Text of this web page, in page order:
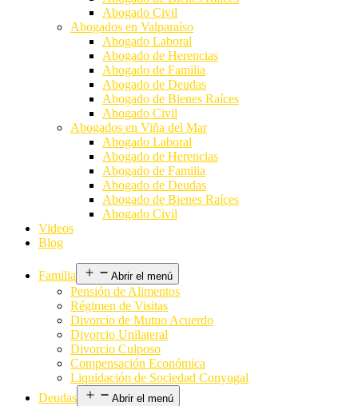
Abogado Civil
Abogados en Valparaíso
Abogado Laboral
Abogado de Herencias
Abogado de Familia
Abogado de Deudas
Abogado de Bienes Raíces
Abogado Civil
Abogados en Viña del Mar
Abogado Laboral
Abogado de Herencias
Abogado de Familia
Abogado de Deudas
Abogado de Bienes Raíces
Abogado Civil
Videos
Blog
Familia Abrir el menú
Pensión de Alimentos
Régimen de Visitas
Divorcio de Mutuo Acuerdo
Divorcio Unilateral
Divorcio Culposo
Compensación Económica
Liquidación de Sociedad Conyugal
Deudas
Abrir el menú